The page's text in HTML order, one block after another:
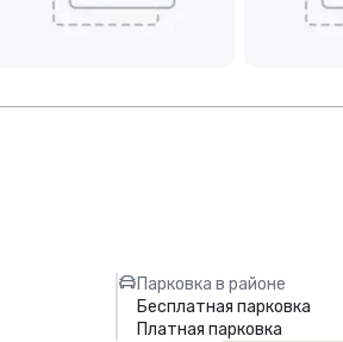
Парковка в районе
Бесплатная парковка
Платная парковка